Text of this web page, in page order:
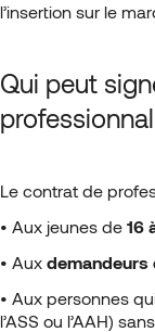
l’insertion sur le
Qui peut
Le contrat de
• Aux jeunes de 16
• Aux demandeurs
• Aux personnes
l’ASS ou l’AAH)